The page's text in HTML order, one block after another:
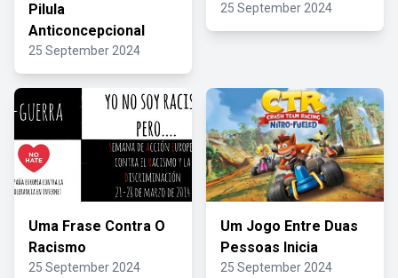
Pilula
Anticoncepcional
25 September 2024
25 September 2024
Uma Frase Contra O
Racismo
25 September 2024
Um Jogo Entre Duas
Pessoas Inicia
25 September 2024